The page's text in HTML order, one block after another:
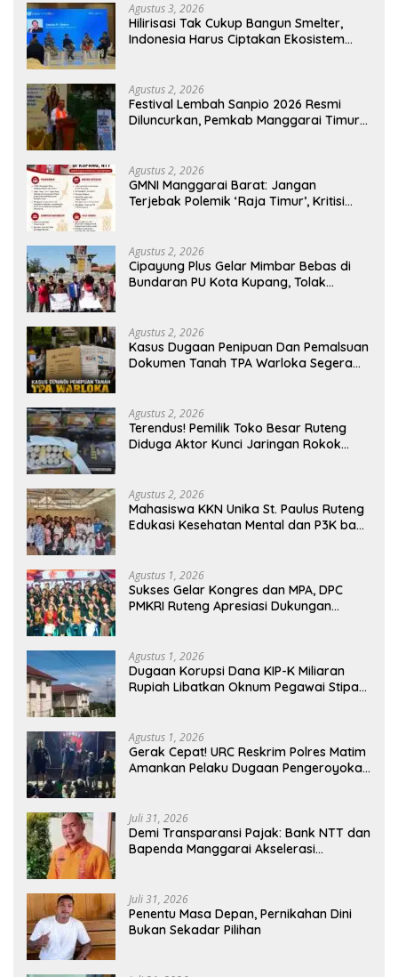
Agustus 3, 2026
Hilirisasi Tak Cukup Bangun Smelter,
Indonesia Harus Ciptakan Ekosistem
Agustus 2, 2026
Festival Lembah Sanpio 2026 Resmi
Diluncurkan, Pemkab Manggarai Timur
Agustus 2, 2026
GMNI Manggarai Barat: Jangan
Terjebak Polemik ‘Raja Timur’, Kritisi
Agustus 2, 2026
Cipayung Plus Gelar Mimbar Bebas di
Bundaran PU Kota Kupang, Tolak
Agustus 2, 2026
Kasus Dugaan Penipuan Dan Pemalsuan
Dokumen Tanah TPA Warloka Segera
Memasuki Fase Krusial
Agustus 2, 2026
Terendus! Pemilik Toko Besar Ruteng
Diduga Aktor Kunci Jaringan Rokok
Agustus 2, 2026
Mahasiswa KKN Unika St. Paulus Ruteng
Edukasi Kesehatan Mental dan P3K bagi
Agustus 1, 2026
Sukses Gelar Kongres dan MPA, DPC
PMKRI Ruteng Apresiasi Dukungan
Agustus 1, 2026
Dugaan Korupsi Dana KIP-K Miliaran
Rupiah Libatkan Oknum Pegawai Stipas
Agustus 1, 2026
Gerak Cepat! URC Reskrim Polres Matim
Amankan Pelaku Dugaan Pengeroyokan
Juli 31, 2026
​Demi Transparansi Pajak: Bank NTT dan
Bapenda Manggarai Akselerasi
Juli 31, 2026
Penentu Masa Depan, Pernikahan Dini
Bukan Sekadar Pilihan